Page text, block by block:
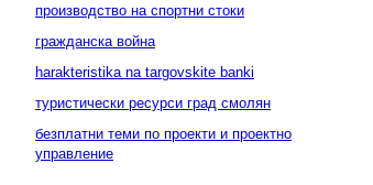
производство на спортни стоки
гражданска война
harakteristika na targovskite banki
туристически ресурси град смолян
безплатни теми по проекти и проектно
управление